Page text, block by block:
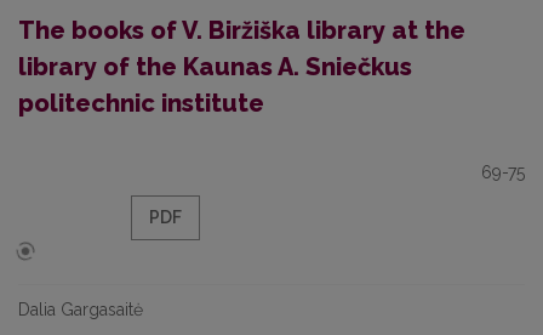
The books of V. Biržiška library at the
library of the Kaunas A. Sniečkus
politechnic institute
69-75
PDF
Dalia Gargasaitė